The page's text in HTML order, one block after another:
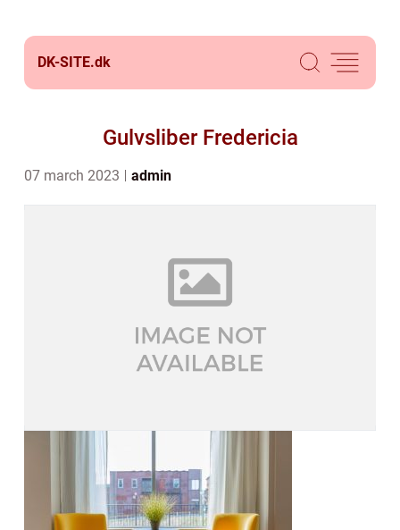
DK-SITE.dk
Gulvsliber Fredericia
07 march 2023 admin